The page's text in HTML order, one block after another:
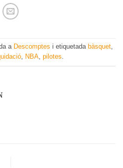
a Descomptes i etiquetada bàsquet,
, NBA, pilotes.